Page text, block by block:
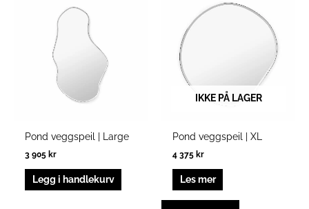
Pond veggspeil | Large
3 905 kr
Legg i handlekurv
IKKE PÅ LAGER
Pond veggspeil | XL
4 375 kr
Les mer